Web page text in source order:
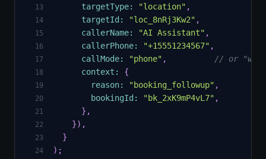
13 targetType: "location" ,
14 targetId : "loc_8nRj3Kw2" ,
15 callerName: "AI Assistant" ,
16 callerPhone: "+15551234567" ,
17 callMode: "phone" , // or
18 context : {
19 reason: "booking_followup" ,
20 bookingId : "bk_2xK9mP4vL7" ,
21 } ,
22 }) ,
23 }
24 ) ;